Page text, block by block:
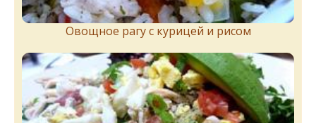
Овощное рагу с курицей и рисом